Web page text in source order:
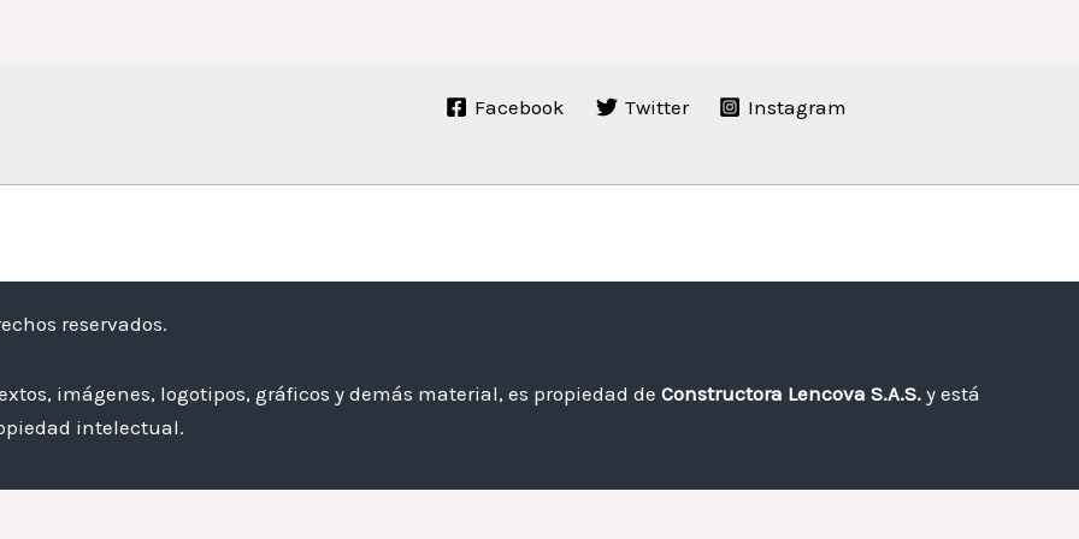
Facebook Twitter Instagram
reservados.
imágenes, logotipos, gráficos y demás material, es propiedad de Constructora Lencova S.A.S. y está
intelectual.